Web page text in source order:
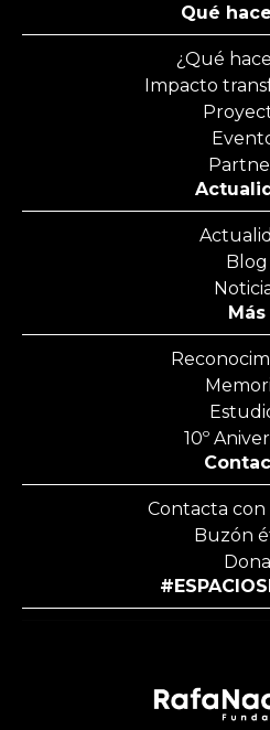
Qué
¿Qué
Impacto
Blog
Más
10º
Contacta con
Buzón
Dona